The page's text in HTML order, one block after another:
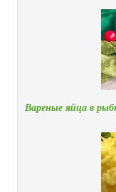
Вареные яйца в